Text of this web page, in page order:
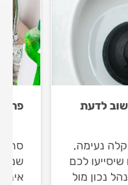
לדעת
נעימה,
לכם
נכון מול